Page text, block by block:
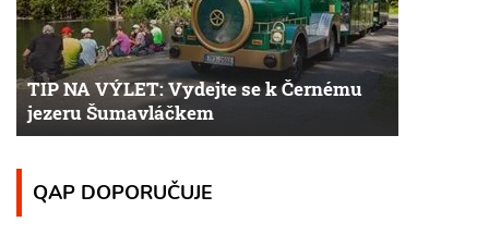
TIP NA VÝLET: Vydejte se k Černému
jezeru Šumavláčkem
QAP DOPORUČUJE